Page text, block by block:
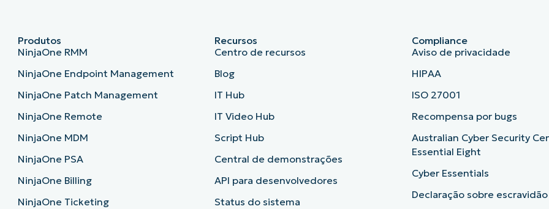
Produtos
NinjaOne RMM
NinjaOne Endpoint Management
NinjaOne Patch Management
NinjaOne Remote
NinjaOne MDM
NinjaOne PSA
NinjaOne Billing
NinjaOne Ticketing
Recursos
Centro de recursos
Blog
IT Hub
IT Video Hub
Script Hub
Central de demonstrações
API para desenvolvedores
Status do sistema
Compliance
Aviso de privacidade
HIPAA
ISO 27001
Recompensa por bugs
Australian Cyber Security
Essential Eight
Cyber Essentials
Declaração sobre